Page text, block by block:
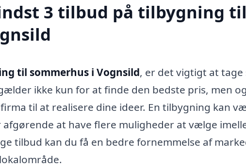
3 tilbud på tilbygning til
til sommerhus i Vognsild, er det vigtigt at tage
ikke kun for at finde den bedste pris, men
til at realisere dine ideer. En tilbygning kan
at have flere muligheder at vælge
tilbud kan du få en bedre fornemmelse af